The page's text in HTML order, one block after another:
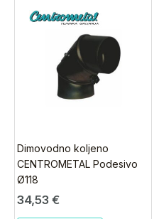
Dimovodno koljeno
CENTROMETAL Podesivo
Ø118
34,53 €